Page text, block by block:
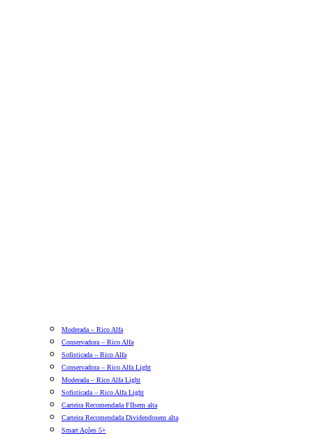
Moderada – Rico Alfa
Conservadora – Rico Alfa
Sofisticada – Rico Alfa
Conservadora – Rico Alfa Light
Moderada – Rico Alfa Light
Sofisticada – Rico Alfa Light
Carteira Recomendada FIIsem alta
Carteira Recomendada Dividendosem alta
Smart Ações 5+